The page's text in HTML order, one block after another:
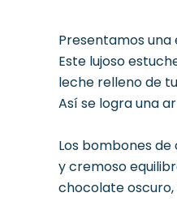
Presentamos
Este lujoso
leche relleno de
Así se logra una
Los bombones
y cremoso
chocolate